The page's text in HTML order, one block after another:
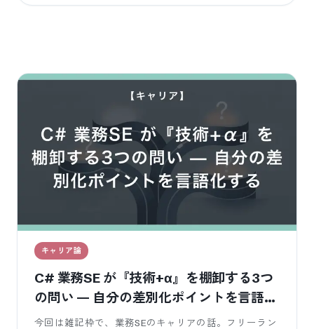
キャリア論
C# 業務SE が『技術+α』を棚卸する3つ
の問い — 自分の差別化ポイントを言語化
する
今回は雑記枠で、業務SEのキャリアの話。フリーラン